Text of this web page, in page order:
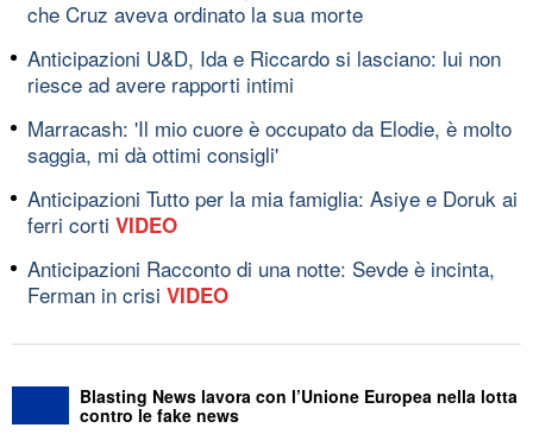
che Cruz aveva ordinato la sua morte
Anticipazioni U&D, Ida e Riccardo si lasciano: lui non
riesce ad avere rapporti intimi
Marracash: 'Il mio cuore è occupato da Elodie, è molto
saggia, mi dà ottimi consigli'
Anticipazioni Tutto per la mia famiglia: Asiye e Doruk ai
ferri corti VIDEO
Anticipazioni Racconto di una notte: Sevde è incinta,
Ferman in crisi VIDEO
Blasting News lavora con l’Unione Europea nella lotta
contro le fake news